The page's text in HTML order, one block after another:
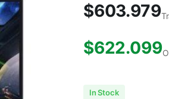
$603.979
$622.099
In Stock